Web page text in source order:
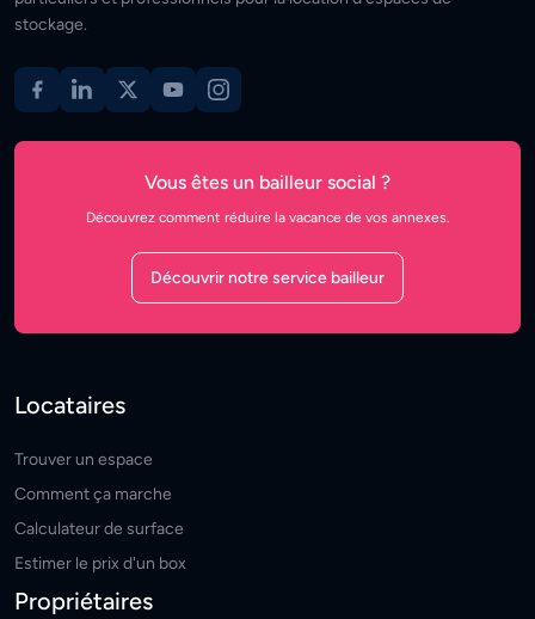
stockage.
Vous êtes un bailleur social ?
Découvrez comment réduire la vacance de vos annexes.
Découvrir notre service bailleur
Locataires
Trouver un espace
Comment ça marche
Calculateur de surface
Estimer le prix d'un box
Propriétaires